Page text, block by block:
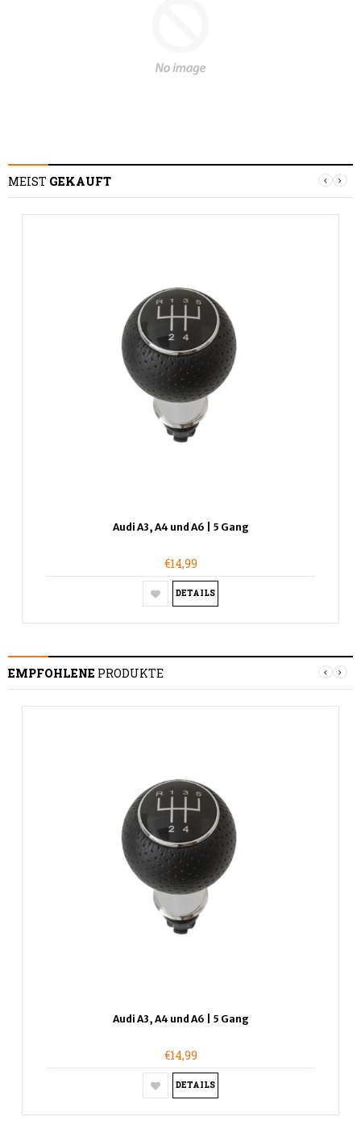
MEIST GEKAUFT
Audi A3, A4 und A6 | 5 Gang
€14,99
DETAILS
EMPFOHLENE PRODUKTE
Audi A3, A4 und A6 | 5 Gang
€14,99
DETAILS